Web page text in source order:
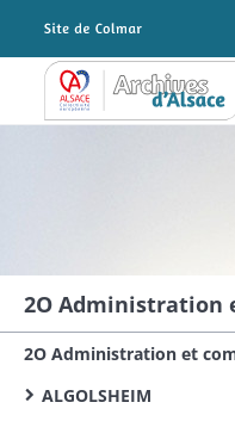
Archives Alsace - Colmar
2O Administration et
ALGOLSHEIM